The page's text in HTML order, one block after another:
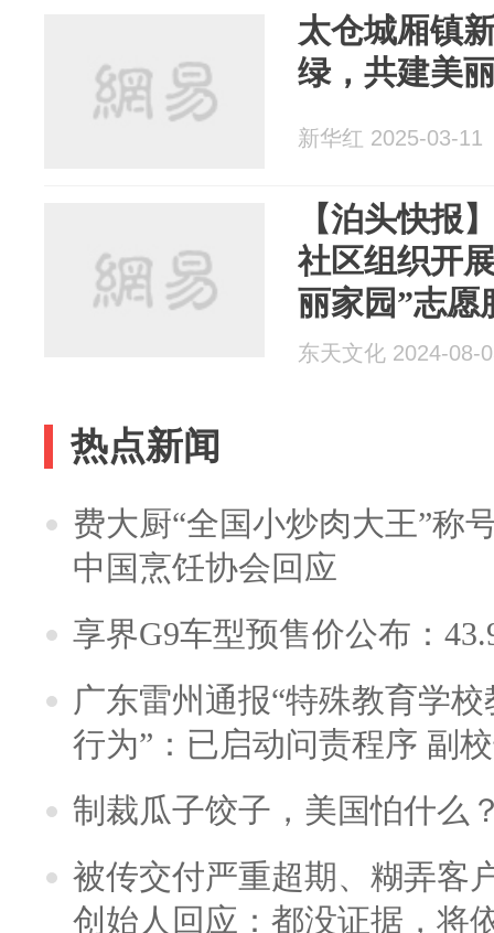
太仓城厢镇
绿，共建美
新华红 2025-03-11
【泊头快报
社区组织开
丽家园”志愿
东天文化 2024-08-
热点新闻
费大厨“全国小炒肉大王”称
中国烹饪协会回应
享界G9车型预售价公布：
广东雷州通报“特殊教育学
行为”：已启动问责程序 副
制裁瓜子饺子，美国怕什么
被传交付严重超期、糊弄客
创始人回应：都没证据，将